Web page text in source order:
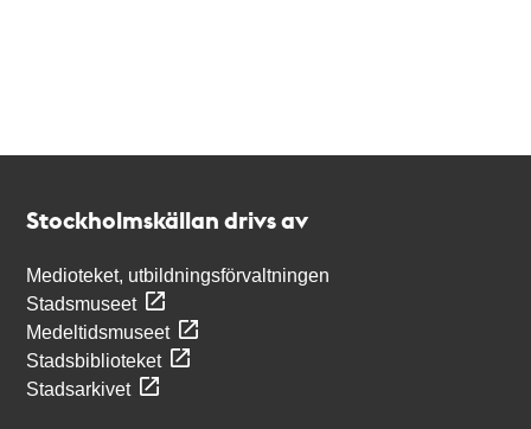
Stockholmskällan drivs av
Medioteket, utbildningsförvaltningen
Stadsmuseet
Medeltidsmuseet
Stadsbiblioteket
Stadsarkivet